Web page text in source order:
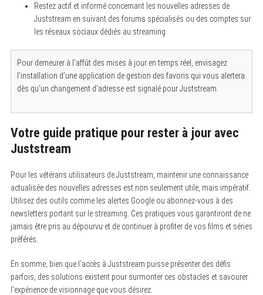
Restez actif et informé concernant les nouvelles adresses de
Juststream en suivant des forums spécialisés ou des comptes sur
les réseaux sociaux dédiés au streaming.
Pour demeurer à l’affût des mises à jour en temps réel, envisagez
l’installation d’une application de gestion des favoris qui vous alertera
dès qu’un changement d’adresse est signalé pour Juststream.
Votre guide pratique pour rester à jour avec
Juststream
Pour les vétérans utilisateurs de Juststream, maintenir une connaissance
actualisée des nouvelles adresses est non seulement utile, mais impératif.
Utilisez des outils comme les alertes Google ou abonnez-vous à des
newsletters portant sur le streaming. Ces pratiques vous garantiront de ne
jamais être pris au dépourvu et de continuer à profiter de vos films et séries
préférés.
En somme, bien que l’accès à Juststream puisse présenter des défis
parfois, des solutions existent pour surmonter ces obstacles et savourer
l’expérience de visionnage que vous désirez.